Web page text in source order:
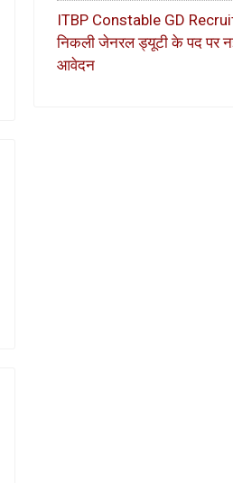
ITBP Constable GD
निकली जेनरल ड्यूटी के पद पर
आवेदन